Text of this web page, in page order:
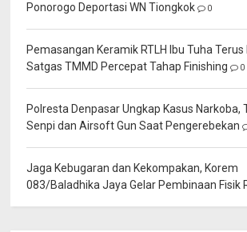
Ponorogo Deportasi WN Tiongkok
0
Pemasangan Keramik RTLH Ibu Tuha Terus
Satgas TMMD Percepat Tahap Finishing
0
Polresta Denpasar Ungkap Kasus Narkoba,
Senpi dan Airsoft Gun Saat Pengerebekan
Jaga Kebugaran dan Kekompakan, Korem
083/Baladhika Jaya Gelar Pembinaan Fisik